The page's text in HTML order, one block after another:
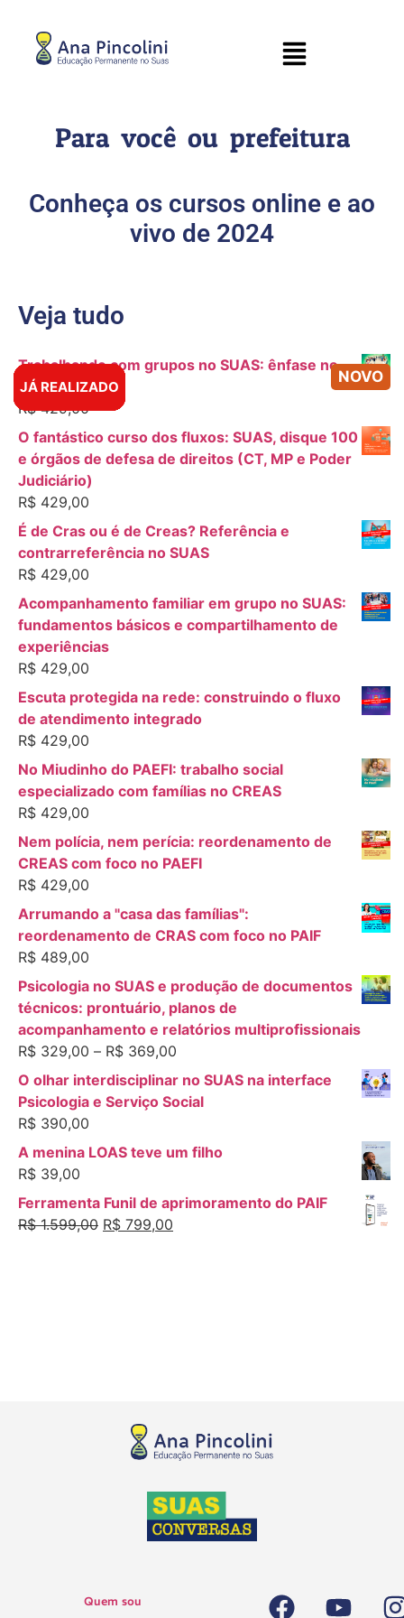
Para você ou prefeitura
Conheça os cursos online e ao
vivo de 2024
Veja tudo
Trabalhando com grupos no SUAS: ênfase no
PAIF e PAEFI
R$429,00
O fantástico curso dos fluxos: SUAS, disque 100
e órgãos de defesa de direitos (CT, MP e Poder
Judiciário)
R$ 429,00
JÁ REALIZADO
É de Cras ou é de Creas? Referência e
contrarreferência no SUAS
R$ 429,00
JÁ REALIZADO
NOVO
Acompanhamento familiar em grupo no SUAS:
fundamentos básicos e compartilhamento de
experiências
R$ 429,00
JÁ REALIZADO
Escuta protegida na rede: construindo o fluxo
de atendimento integrado
R$ 429,00
JÁ REALIZADO
No Miudinho do PAEFI: trabalho social
especializado com famílias no CREAS
R$ 429,00
JÁ REALIZADO
Nem polícia, nem perícia: reordenamento de
CREAS com foco no PAEFI
R$ 429,00
JÁ REALIZADO
Arrumando a "casa das famílias":
reordenamento de CRAS com foco no PAIF
R$ 489,00
JÁ REALIZADO
Psicologia no SUAS e produção de documentos
técnicos: prontuário, planos de
acompanhamento e relatórios multiprofissionais
R$ 329,00 – R$ 369,00
JÁ REALIZADO
O olhar interdisciplinar no SUAS na interface
Psicologia e Serviço Social
R$ 390,00
A menina LOAS teve um filho
R$ 39,00
JÁ REALIZADO
Ferramenta Funil de aprimoramento do PAIF
R$1.599,00 R$ 799,00
Quem sou